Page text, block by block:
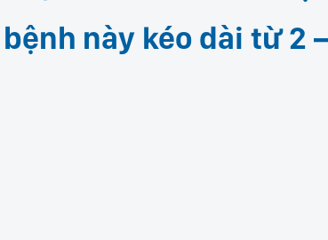
này kéo dài từ 2